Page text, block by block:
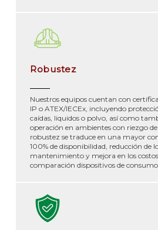
Robustez
Nuestros equipos cuentan con
IP o ATEX/IECEx, incluyendo
caídas, liquidos o polvo, así como
operación en ambientes con riezgo
robustez se traduce en una mayor
100% de disponibilidad, reducción de
mantenimiento y mejora en los
comparación dispositivos de